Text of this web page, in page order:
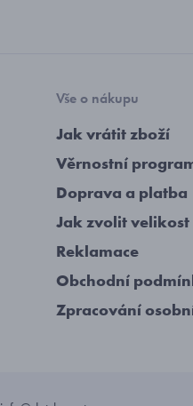
Vše o nákupu
Jak vrátit zboží
Věrnostní
Doprava a platba
Jak zvolit velikost
Reklamace
Obchodní
Zpracování